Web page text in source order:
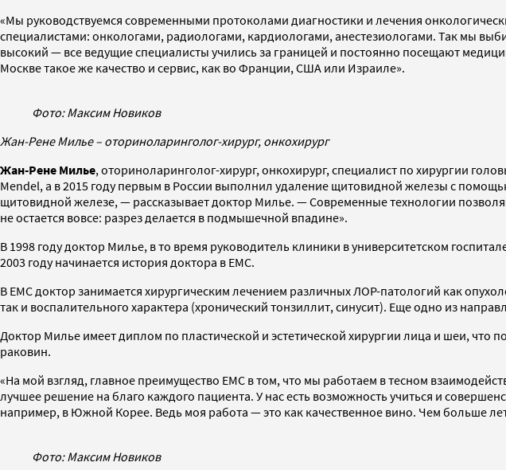
«Мы руководствуемся современными протоколами диагностики и лечения
специалистами: онкологами, радиологами, кардиологами, анестезиологами. Так мы
высокий — все ведущие специалисты учились за границей и постоянно посещают
Москве такое же качество и сервис, как во Франции, США или Израиле».
Фото: Максим Новиков
Жан-Рене Милье – оториноларинголог-хирург, онкохирург
Жан-Рене Милье, оториноларинголог-хирург, онкохирург, специалист по хирургии
Mendel, а в 2015 году первым в России выполнил удаление щитовидной железы с
щитовидной железе, — рассказывает доктор Милье. — Современные технологии
не остается вовсе: разрез делается в подмышечной впадине».
В 1998 году доктор Милье, в то время руководитель клиники в университетском
2003 году начинается история доктора в ЕМС.
В ЕМС доктор занимается хирургическим лечением различных ЛОР-патологий как
так и воспалительного характера (хронический тонзиллит, синусит). Еще одно из
Доктор Милье имеет диплом по пластической и эстетической хирургии лица и шеи,
раковин.
«На мой взгляд, главное преимущество ЕМС в том, что мы работаем в тесном
лучшее решение на благо каждого пациента. У нас есть возможность учиться и
например, в Южной Корее. Ведь моя работа — это как качественное вино. Чем больше
Фото: Максим Новиков